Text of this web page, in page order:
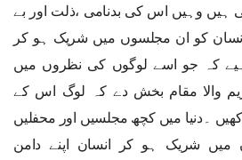
ہیں وہیں اس کی بدنامی ،ذلت اور بے
کو ان مجلسوں میں شریک ہو کر
کہ جو اسے لوگوں کی نظروں میں
والا مقام بخش دے کہ لوگ اس کے
۔دنیا میں کچھ مجلسیں اور محفلیں
شریک ہو کر انسان اپنے دامن